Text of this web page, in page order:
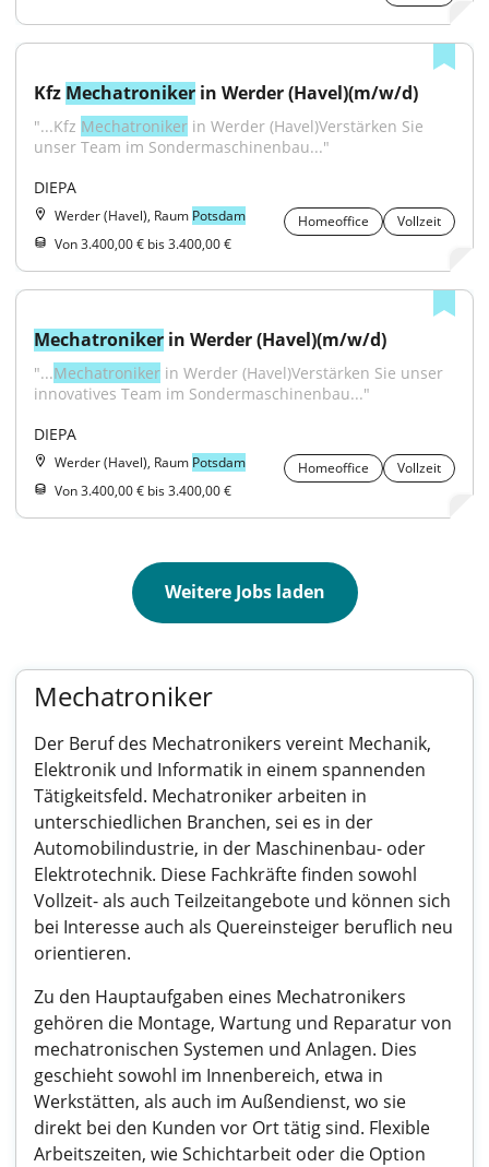
Kfz Mechatroniker in Werder (Havel)(m/w/d)
"...Kfz Mechatroniker in Werder (Havel)Verstärken Sie
unser Team im Sondermaschinenbau..."
DIEPA
Werder (Havel), Raum Potsdam Homeoffice
Vollzeit
Von 3.400,00 € bis 3.400,00 €
Mechatroniker in Werder (Havel)(m/w/d)
"...Mechatroniker in Werder (Havel)Verstärken Sie unser
innovatives Team im Sondermaschinenbau..."
DIEPA
Werder (Havel), Raum Potsdam Homeoffice
Vollzeit
Von 3.400,00 € bis 3.400,00 €
Weitere Jobs laden
Mechatroniker
Der Beruf des Mechatronikers vereint Mechanik,
Elektronik und Informatik in einem spannenden
Tätigkeitsfeld. Mechatroniker arbeiten in
unterschiedlichen Branchen, sei es in der
Automobilindustrie, in der Maschinenbau- oder
Elektrotechnik. Diese Fachkräfte finden sowohl
Vollzeit- als auch Teilzeitangebote und können sich
bei Interesse auch als Quereinsteiger beruflich neu
orientieren.
Zu den Hauptaufgaben eines Mechatronikers
gehören die Montage, Wartung und Reparatur von
mechatronischen Systemen und Anlagen. Dies
geschieht sowohl im Innenbereich, etwa in
Werkstätten, als auch im Außendienst, wo sie
direkt bei den Kunden vor Ort tätig sind. Flexible
Arbeitszeiten, wie Schichtarbeit oder die Option